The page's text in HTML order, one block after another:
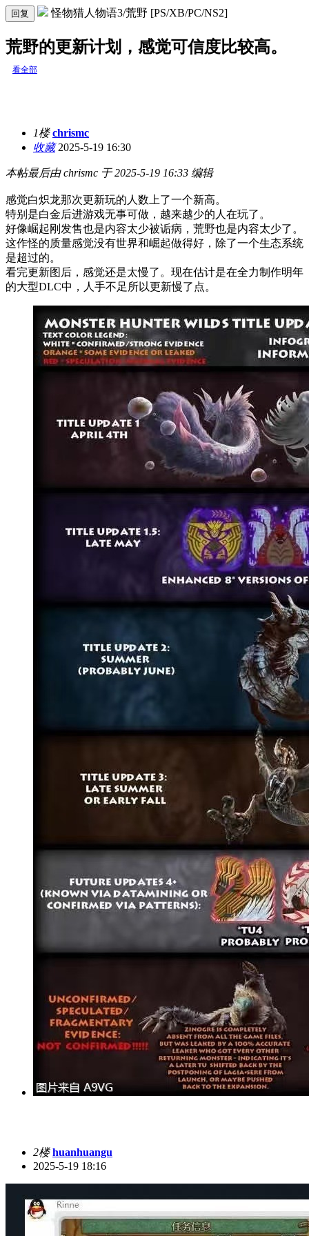
回复 怪物猎人物语3/荒野 [PS/XB/PC/NS2]
荒野的更新计划，感觉可信度比较高。
看全部
1楼 chrismc
收藏2025-5-19 16:30
本帖最后由 chrismc 于 2025-5-19 16:33 编辑
感觉白炽龙那次更新玩的人数上了一个新高。
特别是白金后进游戏无事可做，越来越少的人在玩了。
好像崛起刚发售也是内容太少被诟病，荒野也是内容太少了。
这作怪的质量感觉没有世界和崛起做得好，除了一个生态系统
是超过的。
看完更新图后，感觉还是太慢了。现在估计是在全力制作明年
的大型DLC中，人手不足所以更新慢了点。
2楼 huanhuangu
2025-5-19 18:16